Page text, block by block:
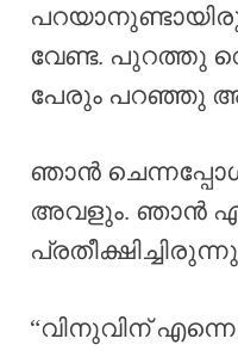
വേണ്ട. പുറത്തു
പേരും പറഞ്ഞു
ഞാൻ
അവളും. ഞാൻ
“വിനുവിന്